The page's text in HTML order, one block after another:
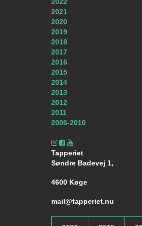
2022
2021
2020
2019
2018
2017
2016
2015
2014
2013
2012
2011
2006-2010
Tapperiet
Søndre Badevej 1,
4600 Køge
mail@tapperiet.nu